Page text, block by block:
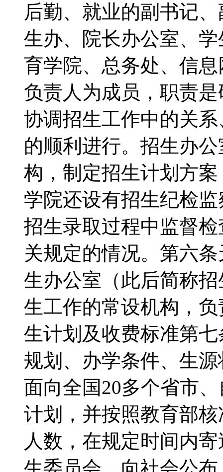
后勤、就业的副书记
生办、院长办公室、
育学院、总务处、信
负责人为成员，职责
协调招生工作中的关
的顺利进行。招生办
构，制定招生计划方
学院还设有招生纪检
招生录取过程中监督
关规定的情况。第六
生办公室（此后简称
生工作的常设机构，
生计划及收费标准第
规划、办学条件、生
面向全国20多个省市
计划，并按照教育部
人数，在规定时间内
生委员会，向社会公